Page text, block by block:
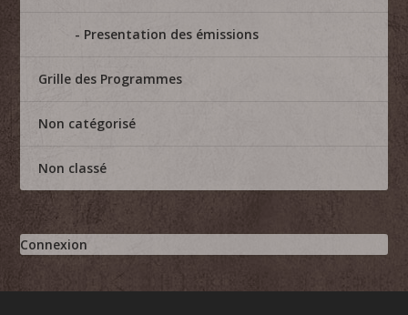
Presentation des émissions
Grille des Programmes
Non catégorisé
Non classé
Connexion